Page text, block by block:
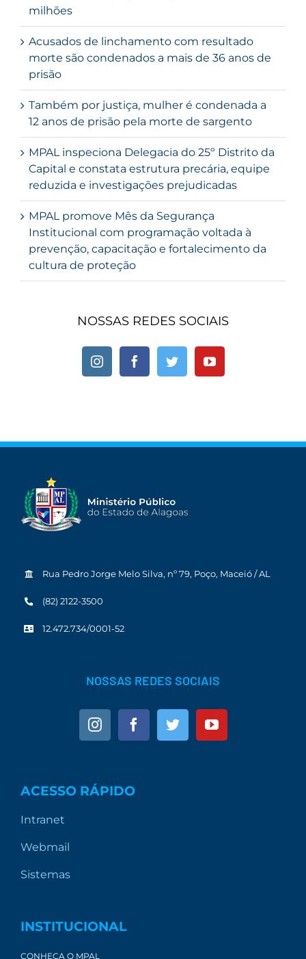
milhões
Acusados de linchamento com resultado
morte são condenados a mais de 36 anos de
prisão
Também por justiça, mulher é condenada a
12 anos de prisão pela morte de sargento
MPAL inspeciona Delegacia do 25º Distrito da
Capital e constata estrutura precária, equipe
reduzida e investigações prejudicadas
MPAL promove Mês da Segurança
Institucional com programação voltada à
prevenção, capacitação e fortalecimento da
cultura de proteção
NOSSAS REDES SOCIAIS
Rua Pedro Jorge Melo Silva, nº 79, Poço, Maceió / AL
(82) 2122-3500
12.472.734/0001-52
NOSSAS REDES SOCIAIS
ACESSO RÁPIDO
Intranet
Webmail
Sistemas
INSTITUCIONAL
CONHEÇA O MPAL